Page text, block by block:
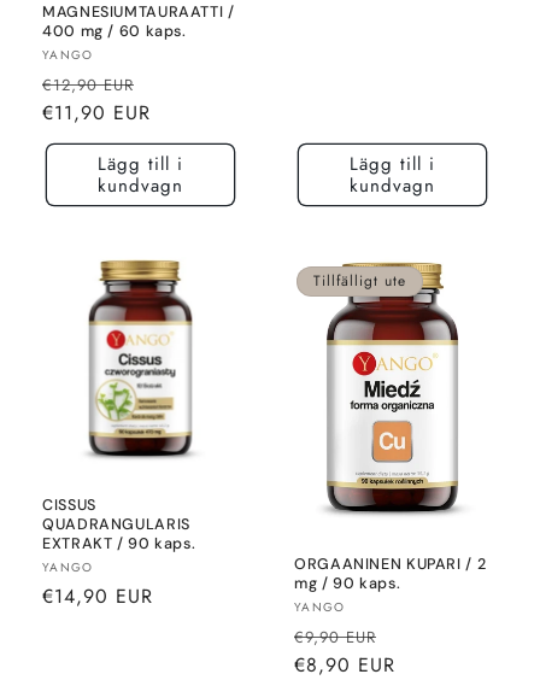
MAGNESIUMTAURAATTI /
400 mg / 60 kaps.
Säljare:
YANGO
Normalt
pris
€12,90 EUR
pris
€11,90 EUR
Lägg till i
kundvagn
Lägg till i
kundvagn
CISSUS
QUADRANGULARIS
EXTRAKT / 90 kaps.
Säljare:
YANGO
Normalt
€14,90 EUR
Tillfälligt ute
ORGAANINEN KUPARI / 2
mg / 90 kaps.
Säljare:
YANGO
Normalt
pris
€9,90 EUR
pris
€8,90 EUR